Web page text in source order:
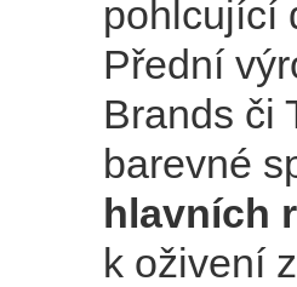
pohlcující
Přední
Brands či
barevné
hlavních
k oživení